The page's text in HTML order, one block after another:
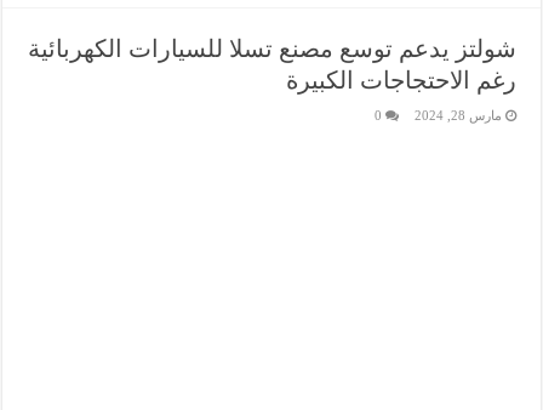
شولتز يدعم توسع مصنع تسلا للسيارات الكهربائية
رغم الاحتجاجات الكبيرة
مارس 28, 2024 0